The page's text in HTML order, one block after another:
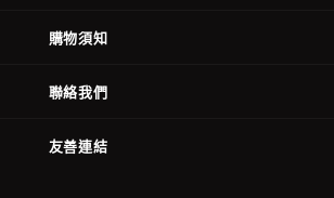
購物須知
聯絡我們
友善連結